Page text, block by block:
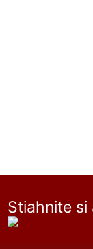
Stiahnite